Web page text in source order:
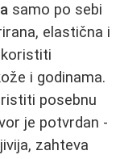
samo po sebi
elastična i
i godinama.
posebnu
je potvrdan -
zahteva